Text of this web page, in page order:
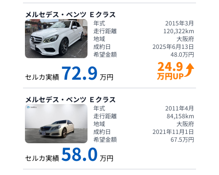
メルセデス・ベンツ Ｅクラス
年式
2015年3月
走行距離
120,322km
地域
大阪府
成約日
2025年6月13日
希望金額
48.0万円
セルカ実績 72.9 万円
24.9
万円UP
メルセデス・ベンツ Ｅクラス
年式
2011年4月
走行距離
84,158km
地域
大阪府
成約日
2021年11月1日
希望金額
67.5万円
セルカ実績 58.0 万円